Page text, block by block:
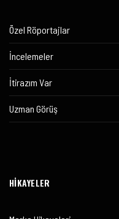
Özel Röportajlar
İncelemeler
İtirazım Var
Uzman Görüş
HİKAYELER